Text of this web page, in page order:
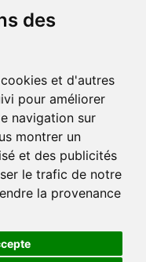
des
et d'autres
pour améliorer
navigation sur
montrer un
et des publicités
le trafic de notre
la provenance
légales
personnelles
/ Point retrait
en ligne et
votre commande
chez vous ou en
retrait
chez vous ou en